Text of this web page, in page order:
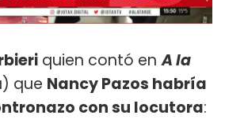
quien contó en A la
que Nancy Pazos habría
con su locutora: